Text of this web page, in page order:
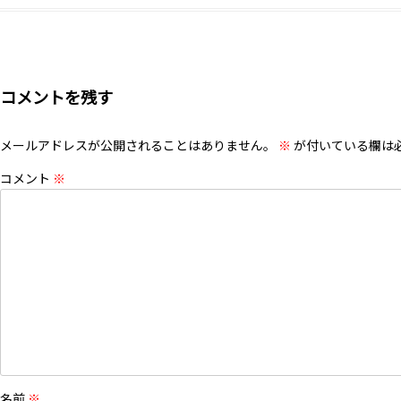
コメントを残す
メールアドレスが公開されることはありません。 ※ が付いている欄は
コメント ※